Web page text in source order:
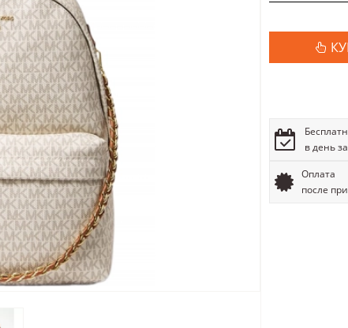
в день
Оплата
после